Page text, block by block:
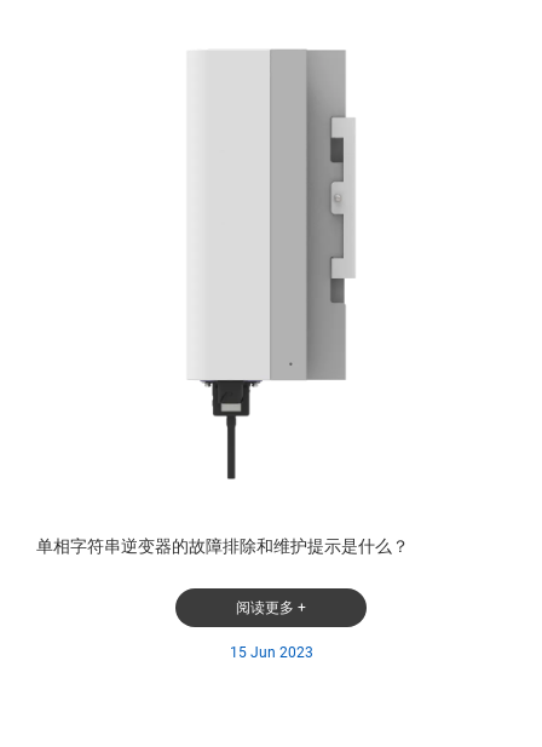
单相字符串逆变器的故障排除和维护提示是什么？
阅读更多 +
15 Jun 2023